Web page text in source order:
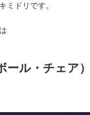
ミドリです。
ール・チェア